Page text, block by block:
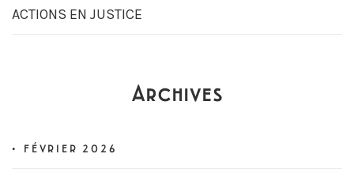
ACTIONS EN JUSTICE
Archives
FÉVRIER 2026